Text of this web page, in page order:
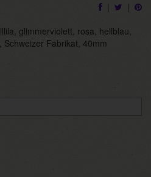
|
|
glimmerviolett, rosa, hellblau,
Fabrikat, 40mm